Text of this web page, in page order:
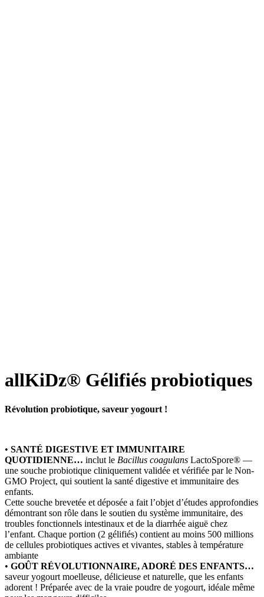
allKiDz® Gélifiés probiotiques
Révolution probiotique, saveur yogourt !
• SANTÉ DIGESTIVE ET IMMUNITAIRE
QUOTIDIENNE… inclut le Bacillus coagulans LactoSpore® —
une souche probiotique cliniquement validée et vérifiée par le Non-
GMO Project, qui soutient la santé digestive et immunitaire des
enfants.
Cette souche brevetée et déposée a fait l’objet d’études approfondies
démontrant son rôle dans le soutien du système immunitaire, des
troubles fonctionnels intestinaux et de la diarrhée aiguë chez
l’enfant. Chaque portion (2 gélifiés) contient au moins 500 millions
de cellules probiotiques actives et vivantes, stables à température
ambiante
• GOÛT RÉVOLUTIONNAIRE, ADORÉ DES ENFANTS…
saveur yogourt moelleuse, délicieuse et naturelle, que les enfants
adorent ! Préparée avec de la vraie poudre de yogourt, idéale même